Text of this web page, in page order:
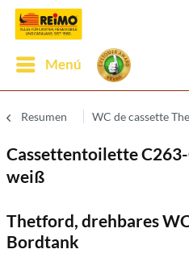
Menú
Resumen WC de cassette
Cassettentoilette
weiß
Thetford, drehbares
Bordtank